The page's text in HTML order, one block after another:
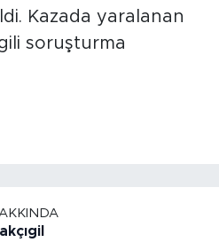
Kazada yaralanan
soruşturma